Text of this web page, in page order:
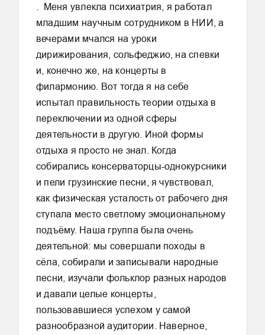
. Меня увлекла психиатрия, я работал
младшим научным сотрудником в НИИ, а
вечерами мчался на уроки
дирижирования, сольфеджио, на спевки
и, конечно же, на концерты в
филармонию. Вот тогда я на себе
испытал правильность теории отдыха в
переключении из одной сферы
деятельности в другую. Иной формы
отдыха я просто не знал. Когда
собирались консерваторцы-однокурсники
и пели грузинские песни, я чувствовал,
как физическая усталость от рабочего дня
ступала место светлому эмоциональному
подъёму. Наша группа была очень
деятельной: мы совершали походы в
сёла, собирали и записывали народные
песни, изучали фольклор разных народов
и давали целые концерты,
пользовавшиеся успехом у самой
разнообразной аудитории. Наверное,